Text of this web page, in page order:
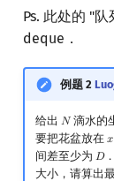
Ps. 此处的 "
deque．
例题 2
给出 𝑁
N滴水的
要把花盆放在 𝑥
x
间差至少为 𝐷
D
大小，请算出